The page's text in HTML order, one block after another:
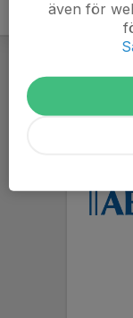
även för